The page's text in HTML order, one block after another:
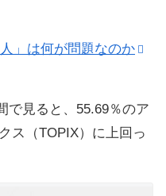
」は何が問題なのか
で見ると、55.69％のア
ス（TOPIX）に上回っ